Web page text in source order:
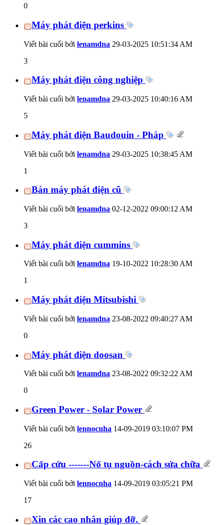
0
Máy phát điện perkins
Viết bài cuối bởi lenamdna 29-03-2025 10:51:34 AM
3
Máy phát điện công nghiệp
Viết bài cuối bởi lenamdna 29-03-2025 10:40:16 AM
5
Máy phát điện Baudouin - Pháp
Viết bài cuối bởi lenamdna 29-03-2025 10:38:45 AM
1
Bán máy phát điện cũ
Viết bài cuối bởi lenamdna 02-12-2022 09:00:12 AM
3
Máy phát điện cummins
Viết bài cuối bởi lenamdna 19-10-2022 10:28:30 AM
1
Máy phát điện Mitsubishi
Viết bài cuối bởi lenamdna 23-08-2022 09:40:27 AM
0
Máy phát điện doosan
Viết bài cuối bởi lenamdna 23-08-2022 09:32:22 AM
0
Green Power - Solar Power
Viết bài cuối bởi lennocnha 14-09-2019 03:10:07 PM
26
Cấp cứu -------Nổ tụ nguồn-cách sửa chữa
Viết bài cuối bởi lennocnha 14-09-2019 03:05:21 PM
17
Xin các cao nhân giúp đỡ.